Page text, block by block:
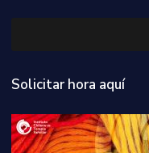
Solicitar hora aquí